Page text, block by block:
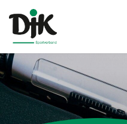
Verband
Aktuelles